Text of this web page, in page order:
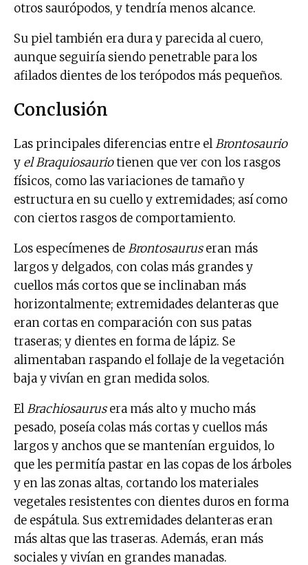
otros saurópodos, y tendría menos alcance.
Su piel también era dura y parecida al cuero,
aunque seguiría siendo penetrable para los
afilados dientes de los terópodos más pequeños.
Conclusión
Las principales diferencias entre elBrontosaurio
y el Braquiosauriotienen que ver con los rasgos
físicos, como las variaciones de tamaño y
estructura en su cuello y extremidades; así como
con ciertos rasgos de comportamiento.
Los especímenes deBrontosauruseran más
largos y delgados, con colas más grandes y
cuellos más cortos que se inclinaban más
horizontalmente; extremidades delanteras que
eran cortas en comparación con sus patas
traseras; y dientes en forma de lápiz. Se
alimentaban raspando el follaje de la vegetación
baja y vivían en gran medida solos.
ElBrachiosaurusera más alto y mucho más
pesado, poseía colas más cortas y cuellos más
largos y anchos que se mantenían erguidos, lo
que les permitía pastar en las copas de los árboles
y en las zonas altas, cortando los materiales
vegetales resistentes con dientes duros en forma
de espátula. Sus extremidades delanteras eran
más altas que las traseras. Además, eran más
sociales y vivían en grandes manadas.